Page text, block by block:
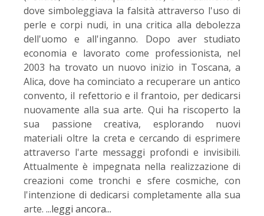
dove simboleggiava la falsità attraverso l'uso di
perle e corpi nudi, in una critica alla debolezza
dell'uomo e all'inganno. Dopo aver studiato
economia e lavorato come professionista, nel
2003 ha trovato un nuovo inizio in Toscana, a
Alica, dove ha cominciato a recuperare un antico
convento, il refettorio e il frantoio, per dedicarsi
nuovamente alla sua arte. Qui ha riscoperto la
sua passione creativa, esplorando nuovi
materiali oltre la creta e cercando di esprimere
attraverso l'arte messaggi profondi e invisibili.
Attualmente è impegnata nella realizzazione di
creazioni come tronchi e sfere cosmiche, con
l'intenzione di dedicarsi completamente alla sua
arte. ...leggi ancora...